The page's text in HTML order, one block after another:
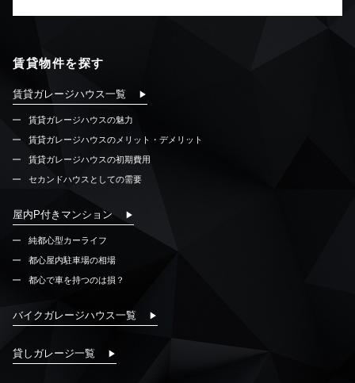
賃貸物件を探す
賃貸ガレージハウス一覧
賃貸ガレージハウスの魅力
賃貸ガレージハウスのメリット・デメリット
賃貸ガレージハウスの初期費用
セカンドハウスとしての需要
屋内P付きマンション
純都心型カーライフ
都心屋内駐車場の相場
都心で車を持つのは損？
バイクガレージハウス一覧
貸しガレージ一覧